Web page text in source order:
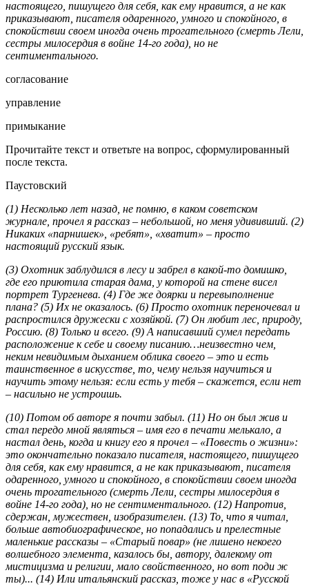
настоящего, пишущего для себя, как ему нравится, а не как
приказывают, писателя одаренного, умного и спокойного, в
спокойствии своем иногда очень трогательного (смерть Лели,
сестры милосердия в войне 14-го года), но не
сентиментального.
согласование
управление
примыкание
Прочитайте текст и ответьте на вопрос, сформулированный
после текста.
Паустовский
(1) Несколько лет назад, не помню, в каком советском
журнале, прочел я рассказ – небольшой, но меня удививший. (2)
Никаких «парнишек», «ребят», «хватит» – просто
настоящий русский язык.
(3) Охотник заблудился в лесу и забрел в какой-то домишко,
где его приютила старая дама, у которой на стене висел
портрет Тургенева. (4) Где же доярки и перевыполнение
плана? (5) Их не оказалось. (6) Просто охотник переночевал и
распростился дружески с хозяйкой. (7) Он любит лес, природу,
Россию. (8) Только и всего. (9) А написавший сумел передать
расположение к себе и своему писанию…неизвестно чем,
неким невидимым дыханием облика своего – это и есть
таинственное в искусстве, то, чему нельзя научиться и
научить этому нельзя: если есть у тебя – скажется, если нет
– насильно не устроишь.
(10) Потом об авторе я почти забыл. (11) Но он был жив и
стал передо мной являться – имя его в печати мелькало, а
настал день, когда и книгу его я прочел – «Повесть о жизни»:
это окончательно показало писателя, настоящего, пишущего
для себя, как ему нравится, а не как приказывают, писателя
одаренного, умного и спокойного, в спокойствии своем иногда
очень трогательного (смерть Лели, сестры милосердия в
войне 14-го года), но не сентиментального. (12) Напротив,
сдержан, мужествен, изобразителен. (13) То, что я читал,
больше автобиографическое, но попадались и прелестные
маленькие рассказы – «Старый повар» (не лишено некоего
волшебного элемента, казалось бы, автору, далекому от
мистицизма и религии, мало свойственного, но вот поди ж
ты)... (14) Или итальянский рассказ, тоже у нас в «Русской